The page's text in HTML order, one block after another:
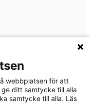
webbplatsen för att
ditt samtycke till alla
samtycke till alla. Läs